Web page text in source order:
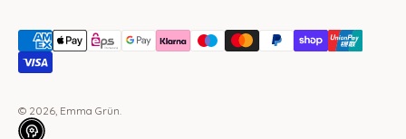
© 2026, Emma Grün.